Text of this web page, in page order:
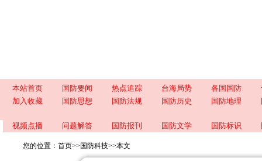
本站首页 国防要闻 热点追踪 台海局势 各国国防
加入收藏
国防思想 国防法规 国防历史 国防地理
视频点播 问题解答 国防报刊 国防文学 国防标识
您的位置： 首页>> 国防科技>>本文